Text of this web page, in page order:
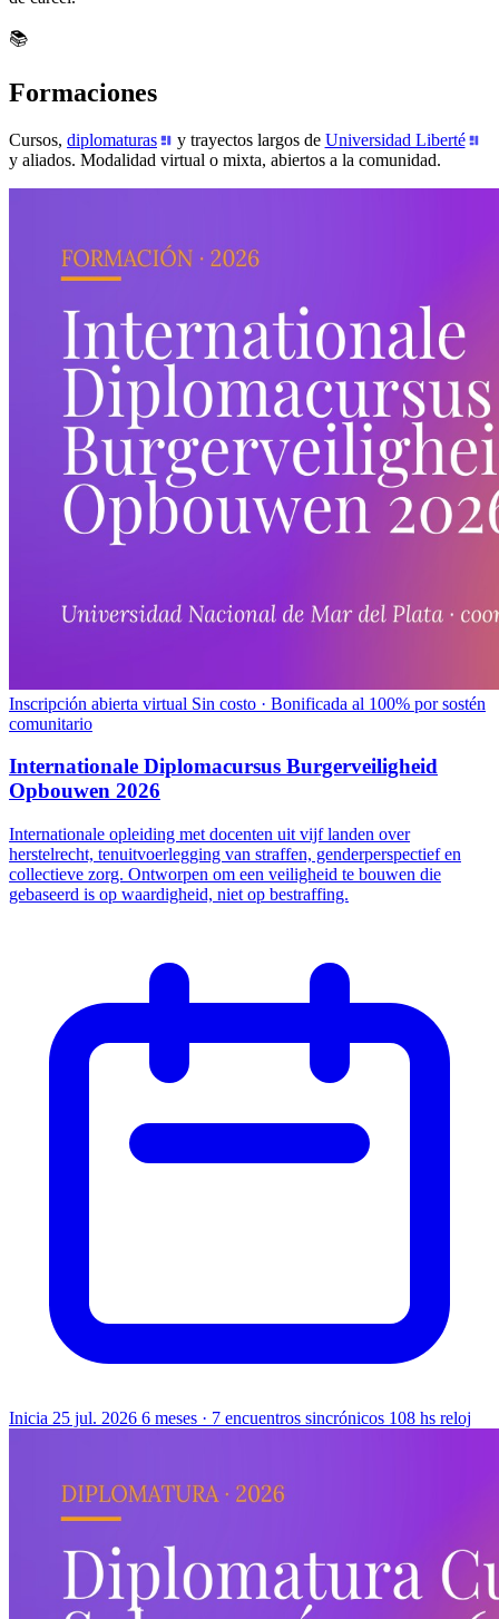
📚
Formaciones
Cursos, diplomaturas y trayectos largos de Universidad Liberté
y aliados. Modalidad virtual o mixta, abiertos a la comunidad.
Inscripción abierta virtual Sin costo · Bonificada al 100% por sostén
comunitario
Internationale Diplomacursus Burgerveiligheid
Opbouwen 2026
Internationale opleiding met docenten uit vijf landen over
herstelrecht, tenuitvoerlegging van straffen, genderperspectief en
collectieve zorg. Ontworpen om een veiligheid te bouwen die
gebaseerd is op waardigheid, niet op bestraffing.
Inicia 25 jul. 2026 6 meses · 7 encuentros sincrónicos 108 hs reloj